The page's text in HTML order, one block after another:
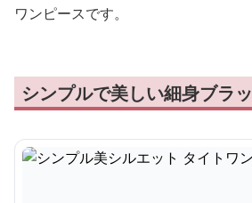
ワンピースです。
シンプルで美しい細身ブラ